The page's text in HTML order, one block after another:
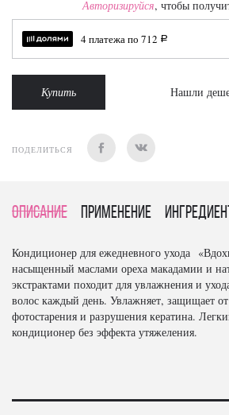
Авторизируйся, чтобы
4 платежа по 712 a
Купить Нашли
ПОДЕЛИТЬСЯ
Описание Применение
Кондиционер для ежедневного ухода
насыщенный маслами ореха макадамии и
экстрактами походит для увлажнения и
волос каждый день. Увлажняет, защищает
фотостарения и разрушения кератина.
кондиционер без эффекта утяжеления.